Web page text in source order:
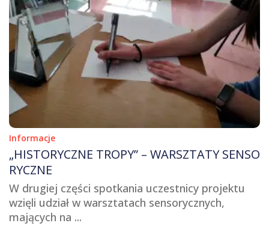
Informacje
„HISTORYCZNE TROPY” – WARSZTATY SENSO
RYCZNE
W drugiej części spotkania uczestnicy projektu
wzięli udział w warsztatach sensorycznych,
mających na ...